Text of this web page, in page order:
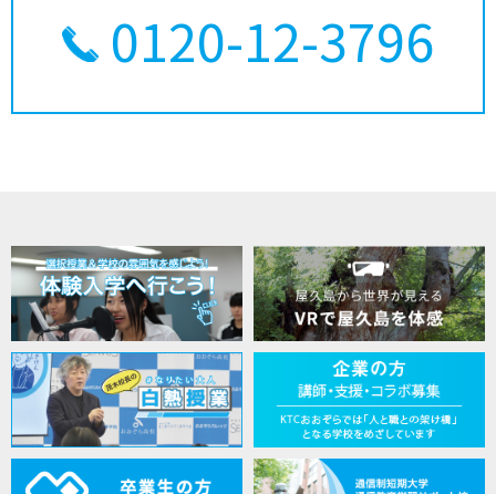
0120-12-3796